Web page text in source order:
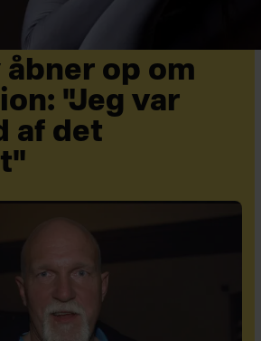
op om
"Jeg var
af det